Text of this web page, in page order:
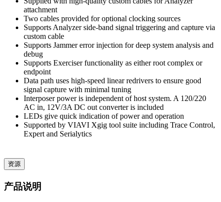
attachment
Two cables provided for optional clocking sources
Supports Analyzer side-band signal triggering and capture via
custom cable
Supports Jammer error injection for deep system analysis and
debug
Supports Exerciser functionality as either root complex or
endpoint
Data path uses high-speed linear redrivers to ensure good
signal capture with minimal tuning
Interposer power is independent of host system. A 120/220
AC in, 12V/3A DC out converter is included
LEDs give quick indication of power and operation
Supported by VIAVI Xgig tool suite including Trace Control,
Expert and Serialytics
资源
产品说明